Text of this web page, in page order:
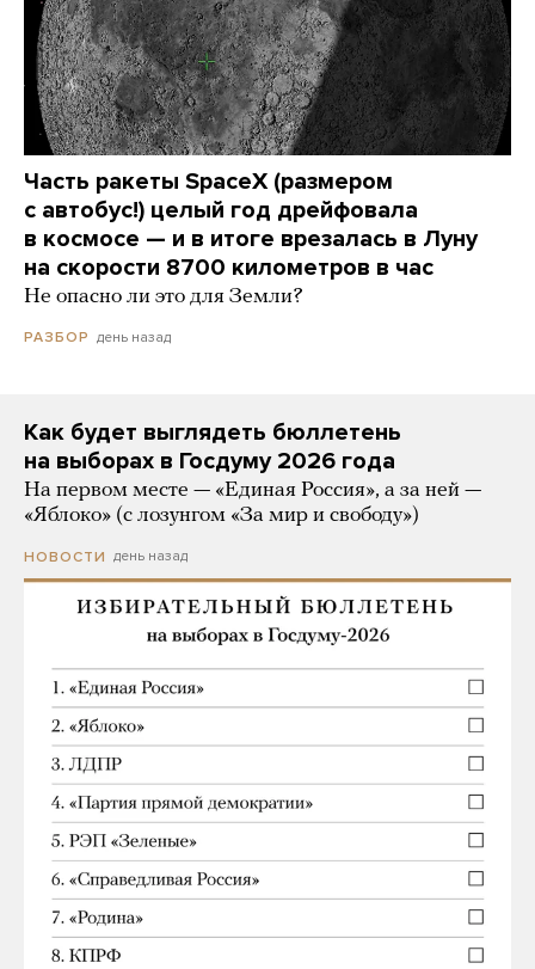
Часть ракеты SpaceX (размером
с автобус!) целый год дрейфовала
в космосе — и в итоге врезалась в Луну
на скорости 8700 километров в час
Не опасно ли это для Земли?
РАЗБОР день назад
Как будет выглядеть бюллетень
на выборах в Госдуму 2026 года
На первом месте — «Единая Россия», а за ней —
«Яблоко» (с лозунгом «За мир и свободу»)
НОВОСТИ день назад